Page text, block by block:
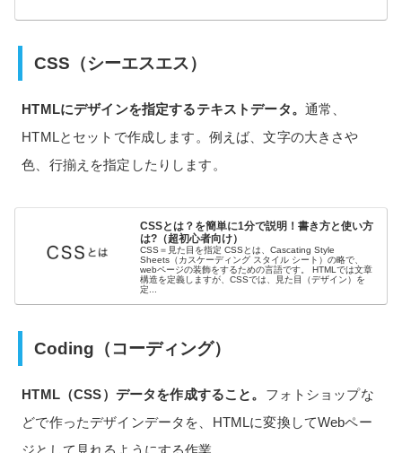
CSS（シーエスエス）
HTMLにデザインを指定するテキストデータ。 通常、
HTMLとセットで作成します。例えば、文字の大きさや
色、行揃えを指定したりします。
CSSとは？を簡単に1分で説明！書き方と使い方
は?（超初心者向け）
CSS＝見た目を指定 CSSとは、Cascating Style
Sheets（カスケーディング スタイル シート）の略で、
webページの装飾をするための言語です。 HTMLでは文章
構造を定義しますが、CSSでは、見た目（デザイン）を
定...
Coding（コーディング）
HTML（CSS）データを作成すること。 フォトショップな
どで作ったデザインデータを、HTMLに変換してWebペー
ジとして見れるようにする作業。